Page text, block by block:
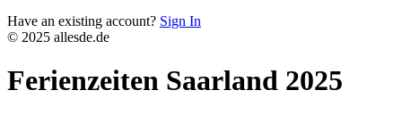
Have an existing account? Sign In
© 2025 allesde.de
Ferienzeiten Saarland 2025